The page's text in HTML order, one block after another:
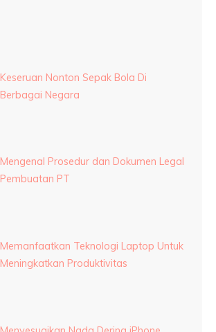
Keseruan Nonton Sepak Bola Di
Berbagai Negara
Mengenal Prosedur dan Dokumen Legal
Pembuatan PT
Memanfaatkan Teknologi Laptop Untuk
Meningkatkan Produktivitas